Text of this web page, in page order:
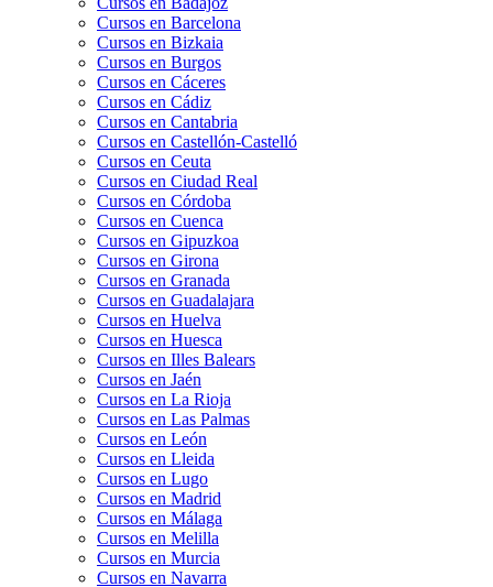
Cursos en Barcelona
Cursos en Bizkaia
Cursos en Burgos
Cursos en Cáceres
Cursos en Cádiz
Cursos en Cantabria
Cursos en Castellón-Castelló
Cursos en Ceuta
Cursos en Ciudad Real
Cursos en Córdoba
Cursos en Cuenca
Cursos en Gipuzkoa
Cursos en Girona
Cursos en Granada
Cursos en Guadalajara
Cursos en Huelva
Cursos en Huesca
Cursos en Illes Balears
Cursos en Jaén
Cursos en La Rioja
Cursos en Las Palmas
Cursos en León
Cursos en Lleida
Cursos en Lugo
Cursos en Madrid
Cursos en Málaga
Cursos en Melilla
Cursos en Murcia
Cursos en Navarra